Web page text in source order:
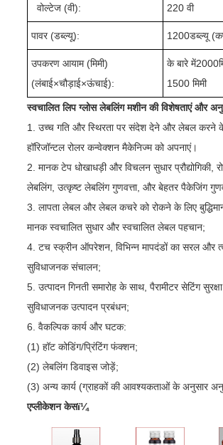
वोल्टेज (वी): 220 वी
पावर (डब्ल्यू): 1200डब्ल्यू (
उपकरण आयाम (मिमी)
(लंबाई×चौड़ाई×ऊंचाई):
के बारे में2000
1500 मिमी
स्वचालित लिप ग्लोस लेबलिंग मशीन की विशेषताएं और
1. उच्च गति और स्थिरता पर संदेश देने और लेबल करने
हॉरिजॉन्टल रोलर कन्वेक्शन मैकेनिज्म को अपनाएं।
2. मानक टेप धोखाधड़ी और विचलन सुधार प्रौद्योगिकी,
लेबलिंग, उत्कृष्ट लेबलिंग गुणवत्ता, और बेहतर पैकेजिंग
3. लापता लेबल और लेबल कचरे को रोकने के लिए
मानक स्वचालित सुधार और स्वचालित लेबल पहचान;
4. टच स्क्रीन ऑपरेशन, विभिन्न मापदंडों का सरल और
सुविधाजनक संचालन;
5. उत्पादन गिनती समारोह के साथ, पैरामीटर सेटिंग सुरक्षा
सुविधाजनक उत्पादन प्रबंधन;
6. वैकल्पिक कार्य और घटक:
(1) हॉट कोडिंग/प्रिंटिंग फंक्शन;
(2) लेबलिंग डिवाइस जोड़ें;
(3) अन्य कार्य (ग्राहकों की आवश्यकताओं के अनुसार
एप्लीकेशन केसï¼